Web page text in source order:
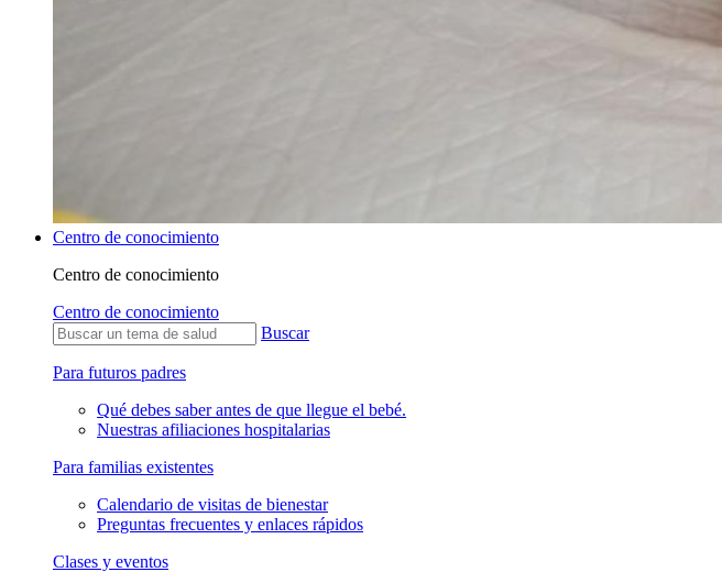
Centro de conocimiento
Centro de conocimiento
Centro de conocimiento
Buscar
Para futuros padres
Qué debes saber antes de que llegue el bebé.
Nuestras afiliaciones hospitalarias
Para familias existentes
Calendario de visitas de bienestar
Preguntas frecuentes y enlaces rápidos
Clases y eventos